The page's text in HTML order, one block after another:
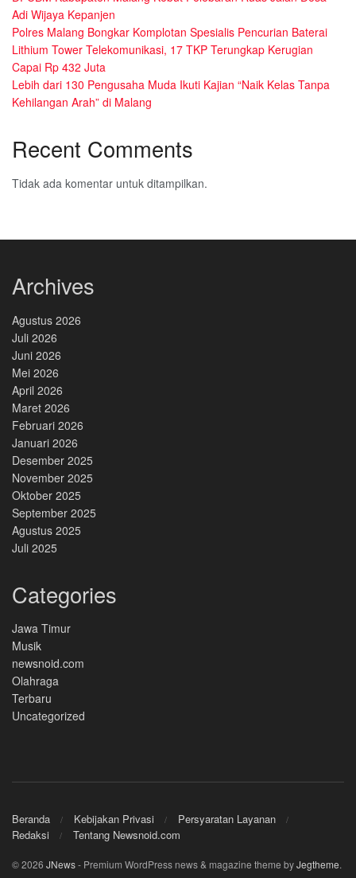
Adi Wijaya Kepanjen
Polres Malang Bongkar Komplotan Spesialis Pencurian Baterai
Lithium Tower Telekomunikasi, 17 TKP Terungkap Kerugian
Capai Rp 432 Juta
Lebih dari 130 Pengusaha Muda Ikuti Kajian “Naik Kelas Tanpa
Kehilangan Arah” di Malang
Recent Comments
Tidak ada komentar untuk ditampilkan.
Archives
Agustus 2026
Juli 2026
Juni 2026
Mei 2026
April 2026
Maret 2026
Februari 2026
Januari 2026
Desember 2025
November 2025
Oktober 2025
September 2025
Agustus 2025
Juli 2025
Categories
Jawa Timur
Musik
newsnoid.com
Olahraga
Terbaru
Uncategorized
Beranda Kebijakan Privasi
Persyaratan Layanan
Redaksi
Tentang Newsnoid.com
© 2026 JNews- Premium WordPress news & magazine theme byJegtheme.